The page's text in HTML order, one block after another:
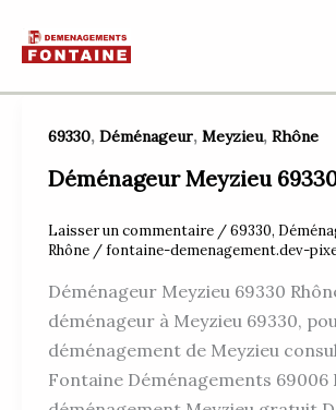
69330, Déménageur, Meyzieu, Rhône
Déménageur Meyzieu
Laisser un commentaire /69330,
Rhône /fontaine-demenagement.dev-
Déménageur Meyzieu 69330
déménageur à Meyzieu 69330,
déménagement de Meyzieu
Fontaine Déménagements 69006